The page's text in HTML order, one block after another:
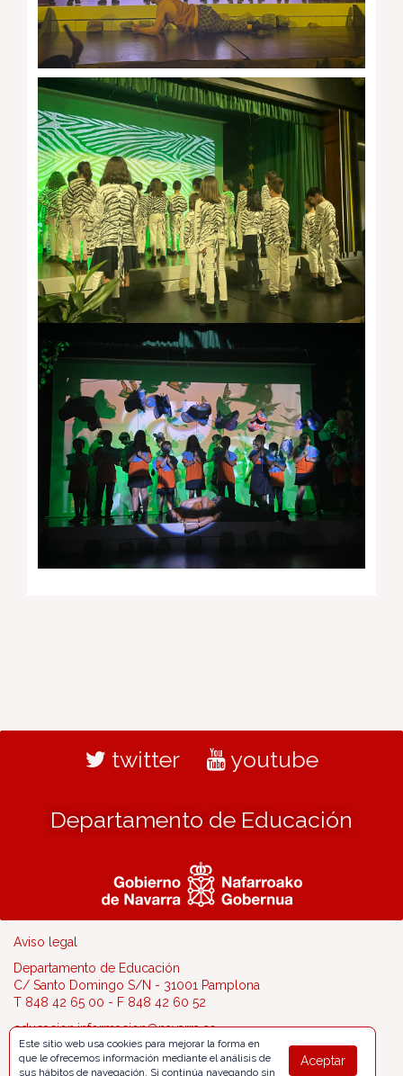
twitter youtube
Departamento de Educación
Aviso legal
Departamento de Educación
C/ Santo Domingo S/N - 31001 Pamplona
T 848 42 65 00 - F 848 42 60 52
educacion.informacion@navarra.es
Aceptar
Este sitio web usa cookies para mejorar la forma en
que le ofrecemos información mediante el análisis de
sus hábitos de navegación. Si continúa navegando sin